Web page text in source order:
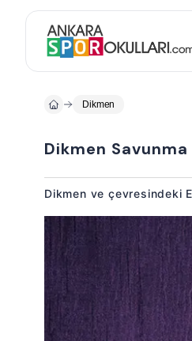
Dikmen
Dikmen Savunma
Dikmen ve çevresindeki